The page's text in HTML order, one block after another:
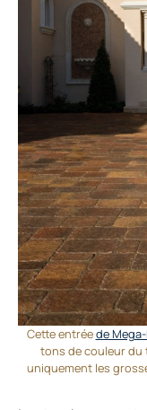
Cette entréede
tons de couleur du
uniquement les